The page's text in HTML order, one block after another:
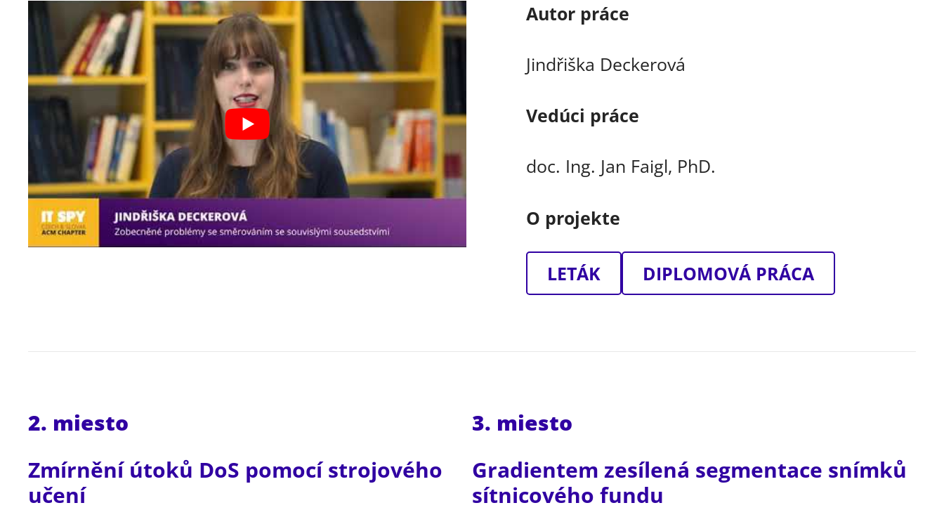
Autor práce
Jindřiška Deckerová
Vedúci práce
doc. Ing. Jan Faigl, PhD.
O projekte
LETÁK DIPLOMOVÁ PRÁCA
2. miesto
Zmírnění útoků DoS pomocí strojového
učení
3. miesto
Gradientem zesílená segmentace snímků
sítnicového fundu